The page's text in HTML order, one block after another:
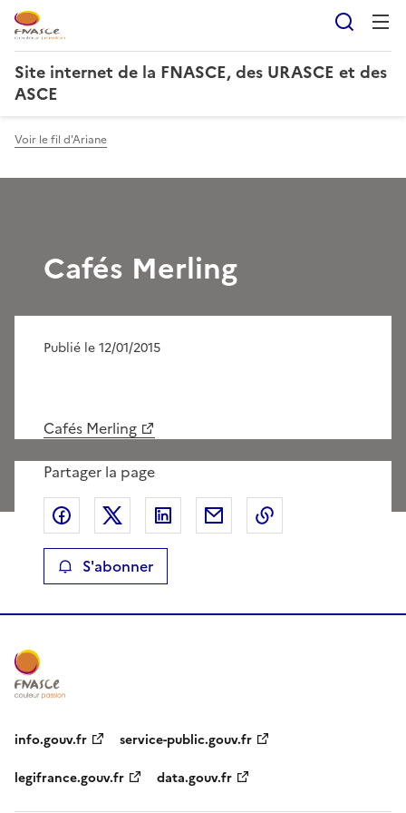
Site internet de la FNASCE, des URASCE et des
ASCE
Voir le fil d'Ariane
Cafés Merling
Publié le 12/01/2015
Cafés Merling
Partager la page
Partager sur Facebook
Partager sur XPartager sur LinkedIn
Partager par email
Copier le lien
S'abonner
info.gouv.fr
service-public.gouv.fr
legifrance.gouv.fr
data.gouv.fr